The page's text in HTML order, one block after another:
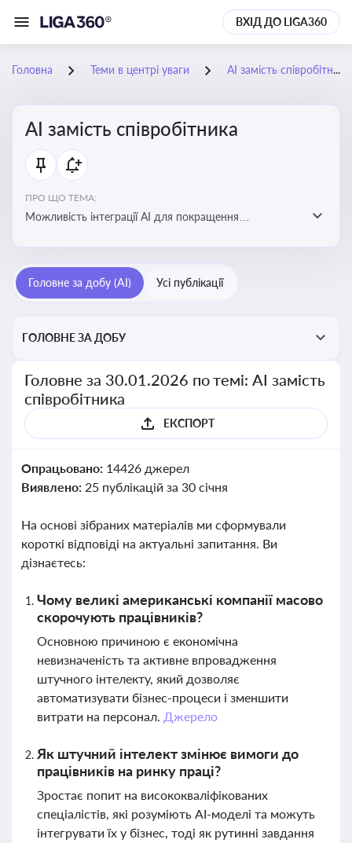
ВХІД ДО LIGA360
Головна Теми в центрі уваги АІ замість співробітника
АІ замість співробітника
ПРО ЩО ТЕМА:
Можливість інтеграції АІ для покращення
Головне за добу (AI) Усі публікації
ГОЛОВНЕ ЗА ДОБУ
Головне за 30.01.2026 по темі: АІ замість
співробітника
ЕКСПОРТ
Опрацьовано: 14426 джерел
Виявлено: 25 публікацій за 30 січня
На основі зібраних матеріалів ми сформували
короткі відповіді на актуальні запитання. Ви
дізнаєтесь:
Чому великі американські компанії масово
скорочують працівників?
Основною причиною є економічна
невизначеність та активне впровадження
штучного інтелекту, який дозволяє
автоматизувати бізнес-процеси і зменшити
витрати на персонал. Джерело
Як штучний інтелект змінює вимоги до
працівників на ринку праці?
Зростає попит на висококваліфікованих
спеціалістів, які розуміють AI-моделі та можуть
інтегрувати їх у бізнес, тоді як рутинні завдання